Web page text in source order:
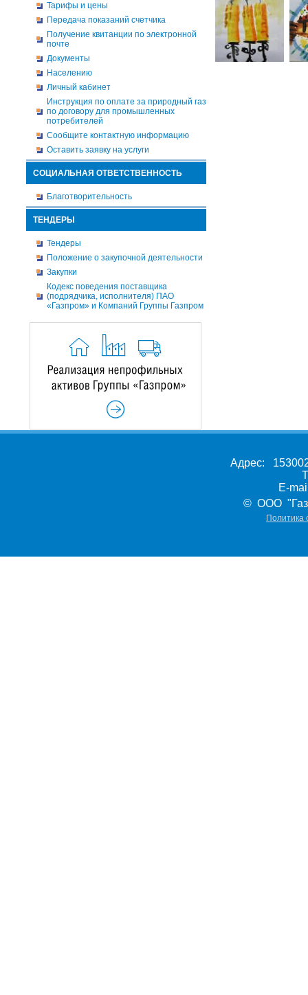
Тарифы и цены
Передача показаний счетчика
Получение квитанции по электронной
почте
Документы
Населению
Личный кабинет
Инструкция по оплате за природный газ
по договору для промышленных
потребителей
Сообщите контактную информацию
Оставить заявку на услуги
СОЦИАЛЬНАЯ ОТВЕТСТВЕННОСТЬ
Благотворительность
ТЕНДЕРЫ
Тендеры
Положение о закупочной деятельности
Закупки
Кодекс поведения поставщика
(подрядчика, исполнителя) ПАО
«Газпром» и Компаний Группы Газпром
Адрес:
E-
© ООО
Политика